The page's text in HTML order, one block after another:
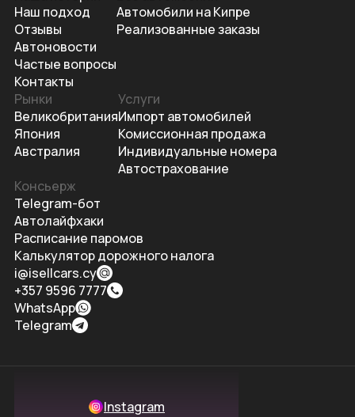
Наш подход
Отзывы
Автоновости
Частые вопросы
Контакты
Автомобили на Кипре
Реализованные заказы
Рынки
Великобритания
Япония
Австралия
Услуги
Импорт автомобилей
Комиссионная продажа
Индивидуальные номера
Автострахование
Консьерж
Telegram-бот
Автолайфхаки
Расписание паромов
Калькулятор дорожного налога
i@isellcars.cy
+357 9596 7777
WhatsApp
Telegram
Instagram